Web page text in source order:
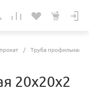
/ Труба профильная
20х20х2